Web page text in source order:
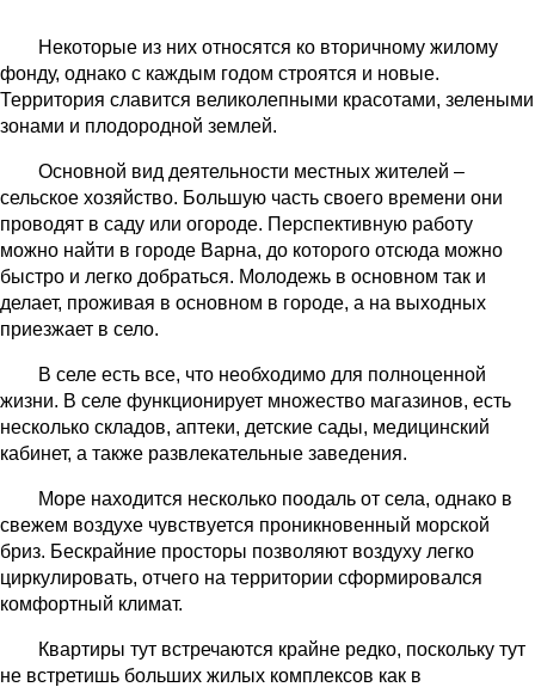
Некоторые из них относятся ко вторичному жилому
фонду, однако с каждым годом строятся и новые.
Территория славится великолепными красотами, зелеными
зонами и плодородной землей.
Основной вид деятельности местных жителей –
сельское хозяйство. Большую часть своего времени они
проводят в саду или огороде. Перспективную работу
можно найти в городе Варна, до которого отсюда можно
быстро и легко добраться. Молодежь в основном так и
делает, проживая в основном в городе, а на выходных
приезжает в село.
В селе есть все, что необходимо для полноценной
жизни. В селе функционирует множество магазинов, есть
несколько складов, аптеки, детские сады, медицинский
кабинет, а также развлекательные заведения.
Море находится несколько поодаль от села, однако в
свежем воздухе чувствуется проникновенный морской
бриз. Бескрайние просторы позволяют воздуху легко
циркулировать, отчего на территории сформировался
комфортный климат.
Квартиры тут встречаются крайне редко, поскольку тут
не встретишь больших жилых комплексов как в